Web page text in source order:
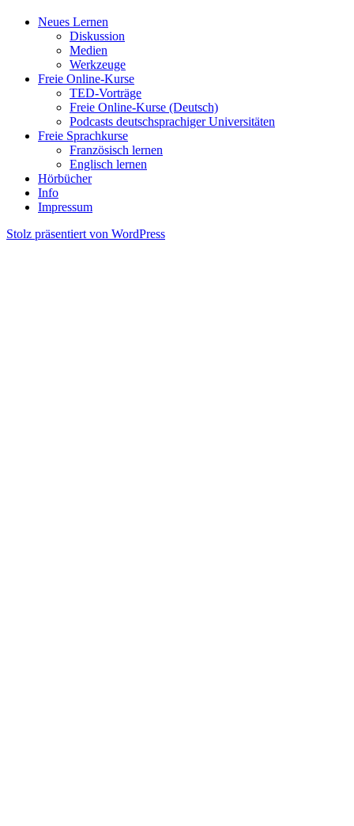
Neues Lernen
Diskussion
Medien
Werkzeuge
Freie Online-Kurse
TED-Vorträge
Freie Online-Kurse (Deutsch)
Podcasts deutschsprachiger Universitäten
Freie Sprachkurse
Französisch lernen
Englisch lernen
Hörbücher
Info
Impressum
Stolz präsentiert von WordPress